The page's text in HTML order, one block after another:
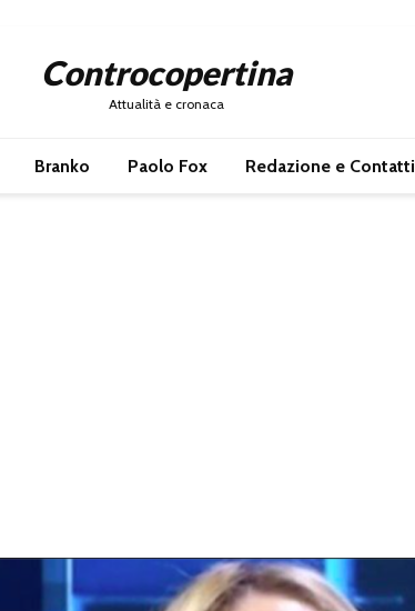
Controcopertina
Attualità e cronaca
Branko Paolo Fox Redazione e Contatti